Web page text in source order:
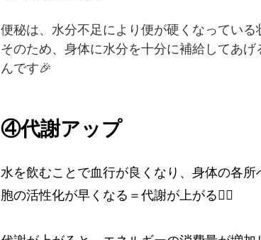
便秘は、水分不足により便が硬くなっている
そのため、身体に水分を十分に補給してあ
んです🎉
④代謝アップ
水を飲むことで血行が良くなり、身体の各
胞の活性化が早くなる＝代謝が上がる🙆‍♂️